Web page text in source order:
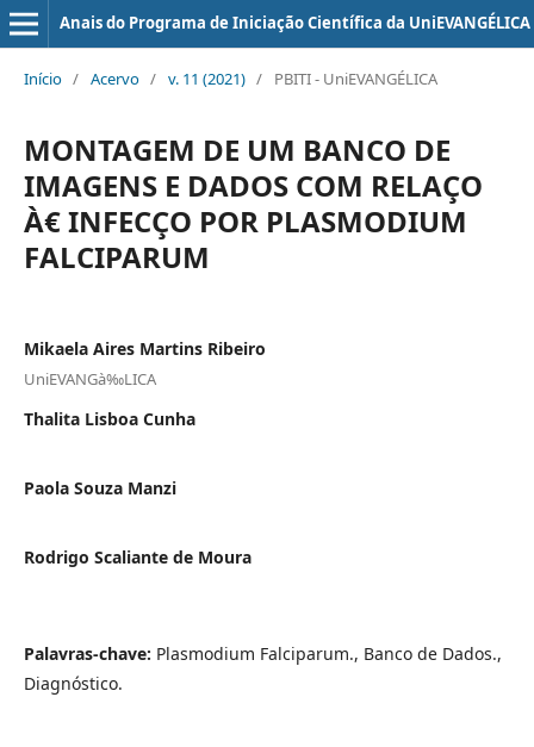
Anais do Programa de Iniciação Científica da UniEVANGÉLICA
Início / Acervo / v. 11 (2021) / PBITI - UniEVANGÉLICA
MONTAGEM DE UM BANCO DE
IMAGENS E DADOS COM RELAÇO
À€ INFECÇO POR PLASMODIUM
FALCIPARUM
Mikaela Aires Martins Ribeiro
UniEVANGà‰LICA
Thalita Lisboa Cunha
Paola Souza Manzi
Rodrigo Scaliante de Moura
Palavras-chave: Plasmodium Falciparum., Banco de Dados.,
Diagnóstico.